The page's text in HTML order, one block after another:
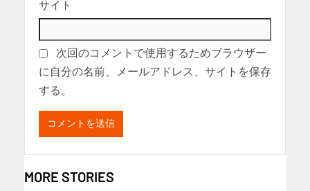
サイト
次回のコメントで使用するためブラウザー
に自分の名前、メールアドレス、サイトを保存
する。
MORE STORIES